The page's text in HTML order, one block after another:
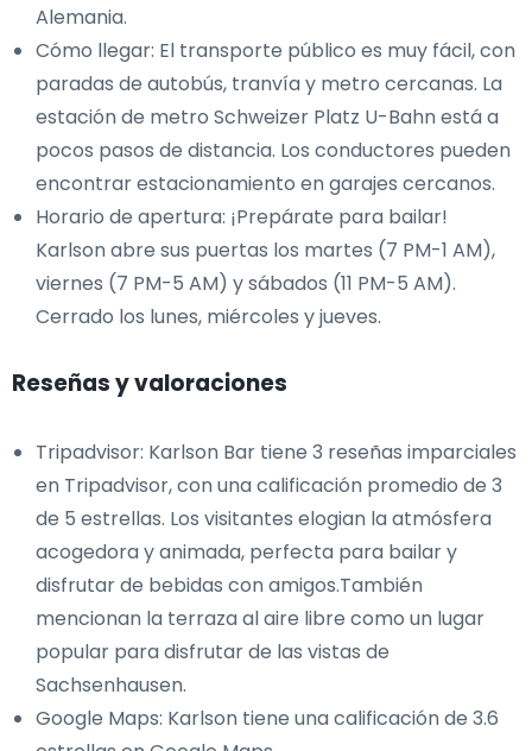
Alemania.
Cómo llegar: El transporte público es muy fácil, con
paradas de autobús, tranvía y metro cercanas. La
estación de metro Schweizer Platz U-Bahn está a
pocos pasos de distancia. Los conductores pueden
encontrar estacionamiento en garajes cercanos.
Horario de apertura: ¡Prepárate para bailar!
Karlson abre sus puertas los martes (7 PM-1 AM),
viernes (7 PM-5 AM) y sábados (11 PM-5 AM).
Cerrado los lunes, miércoles y jueves.
Reseñas y valoraciones
Tripadvisor: Karlson Bar tiene 3 reseñas imparciales
en Tripadvisor, con una calificación promedio de 3
de 5 estrellas. Los visitantes elogian la atmósfera
acogedora y animada, perfecta para bailar y
disfrutar de bebidas con amigos.También
mencionan la terraza al aire libre como un lugar
popular para disfrutar de las vistas de
Sachsenhausen.
Google Maps: Karlson tiene una calificación de 3.6